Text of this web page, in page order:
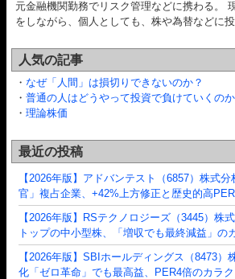
元金融機関勤務でリスク管理などに携わる。
をしながら、個人としても、株や為替などに投
人気の記事
・ なぜ「人間」は損切りできないのか？
・ 普通の人はどうやって投資で負けていくのか
・ 理論株価
最近の投稿
【2026年版】アドバンテスト（6857）株式
官」複占企業、+42%上方修正と歴史的高
【2026年版】RSテクノロジーズ（3445）株
トップの中小型株、「増収でも最終減益」の
【2026年版】SBIホールディングス（8473）
化「ゼロ革命」でも最高益、PER4倍のカラ